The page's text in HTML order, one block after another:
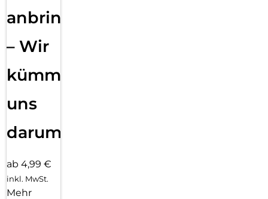
anbringen
– Wir
kümmern
uns
darum!
ab 4,99 €
inkl. MwSt.
Mehr